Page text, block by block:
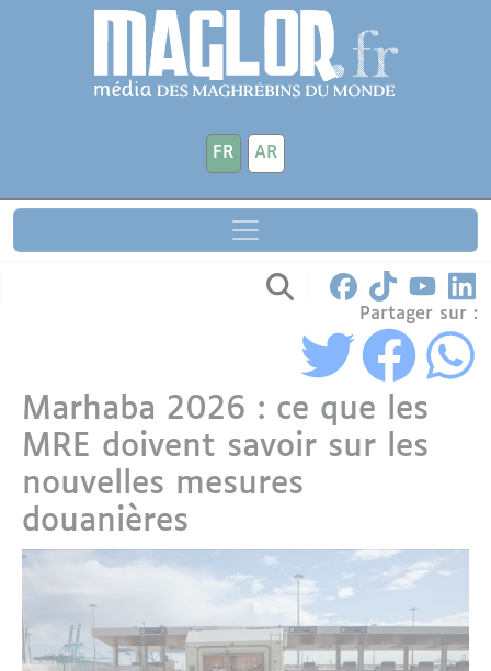
Aller au contenu principal
FR AR
Partager sur :
Marhaba 2026 : ce que les
MRE doivent savoir sur les
nouvelles mesures
douanières
Panneau de gestion des cookies